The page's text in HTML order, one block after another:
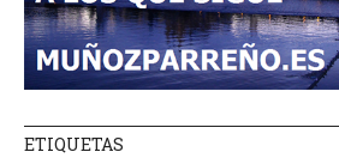
ETIQUETAS